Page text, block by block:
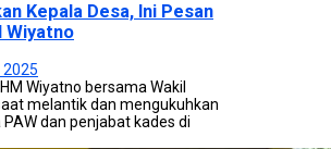
Kepala Desa, Ini Pesan
Wiyatno
Wiyatno bersama Wakil
melantik dan mengukuhkan
dan penjabat kades di